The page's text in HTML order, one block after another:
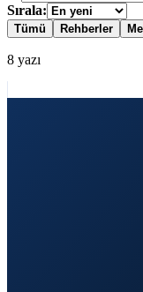
Sırala:
Tümü Rehberler
8 yazı